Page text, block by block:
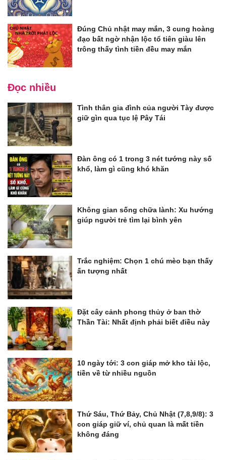
Đúng Chủ nhật may mắn, 3 cung hoàng
đạo bất ngờ nhận lộc tổ tiên giàu lên
trông thấy tình tiền đều may mắn
Đọc nhiều
Tình thân gia đình của người Tày được
giữ gìn qua tục lệ Pây Tái
Đàn ông có 1 trong 3 nét tướng này số
khổ, làm gì cũng khó khăn
Không gian sống chữa lành: Xu hướng
giúp người trẻ tìm lại bình yên
Trắc nghiệm: Chọn 1 chú mèo bạn thấy
ấn tượng nhất
Đặt cây cảnh phong thủy ở ban thờ
Thần Tài: Nhất định phải biết điều này
10 ngày tới: 3 con giáp mở kho tài lộc,
tiền về từ nhiều nguồn
Thứ Sáu, Thứ Bảy, Chủ Nhật (7,8,9/8): 3
con giáp giữ ví, chủ quan là mất tiền
không đáng